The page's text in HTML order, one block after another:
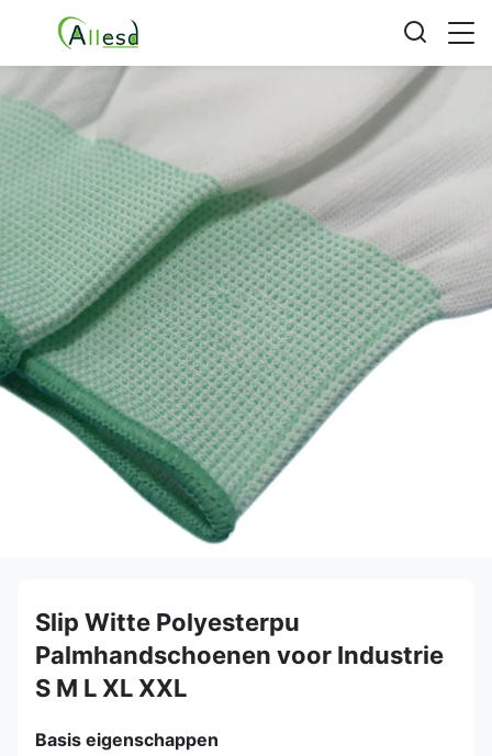
Slip Witte Polyesterpu
Palmhandschoenen voor Industrie
S M L XL XXL
Basis eigenschappen